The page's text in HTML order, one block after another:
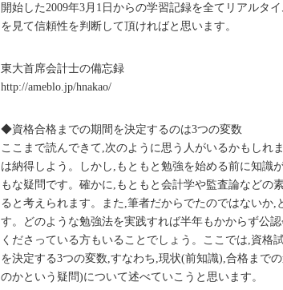
開始した2009年3月1日からの学習記録を全てリアルタ
を見て信頼性を判断して頂ければと思います。
東大首席会計士の備忘録
http://ameblo.jp/hnakao/
◆資格合格までの期間を決定するのは3つの変数
ここまで読んできて,次のように思う人がいるかもしれ
は納得しよう。しかし,もともと勉強を始める前に知識
もな疑問です。確かに,もともと会計学や監査論などの
ると考えられます。また,筆者だからでたのではないか,
す。どのような勉強法を実践すれば半年もかからず公
くださっている方もいることでしょう。ここでは,資格
を決定する3つの変数,すなわち,現状(前知識),合格まで
のかという疑問)について述べていこうと思います。